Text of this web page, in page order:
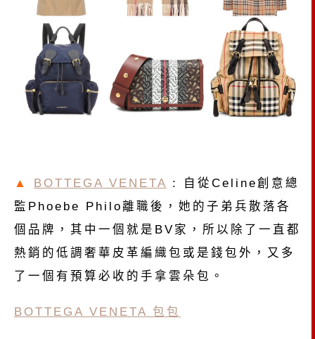
▲ BOTTEGA VENETA
: 自從Celine創意總
監Phoebe Philo離職後，她的子弟兵散落各
個品牌，其中一個就是BV家，所以除了一直都
熱銷的低調奢華皮革編織包或是錢包外，又多
了一個有預算必收的手拿雲朵包。
BOTTEGA VENETA 包包